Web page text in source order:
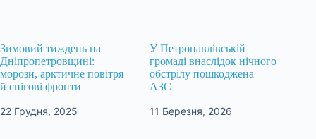
Зимовий тиждень на
Дніпропетровщині:
морози, арктичне повітря
й снігові фронти
22 Грудня, 2025
У Петропавлівській
громаді внаслідок нічного
обстрілу пошкоджена
АЗС
11 Березня, 2026